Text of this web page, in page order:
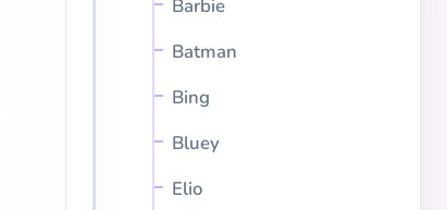
Barbie
Batman
Bing
Bluey
Elio